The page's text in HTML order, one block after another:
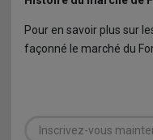
Pour en savoir plus sur
façonné le marché du
Inscrivez-vous